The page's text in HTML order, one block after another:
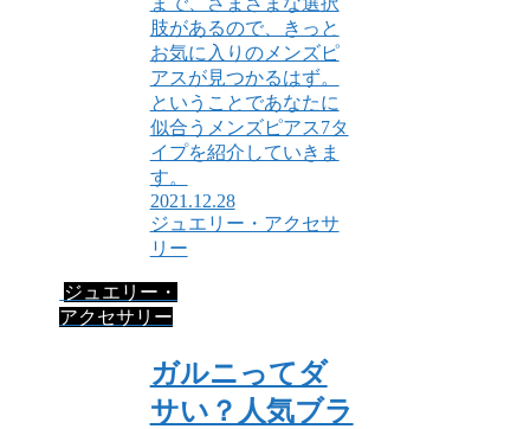
肢があるので、きっと
お気に入りのメンズピ
アスが見つかるはず。
ということであなたに
似合うメンズピアス7タ
イプを紹介していきま
す。
2021.12.28
ジュエリー・アクセサ
リー
ジュエリー・
アクセサリー
ガルニってダ
サい？人気ブラ